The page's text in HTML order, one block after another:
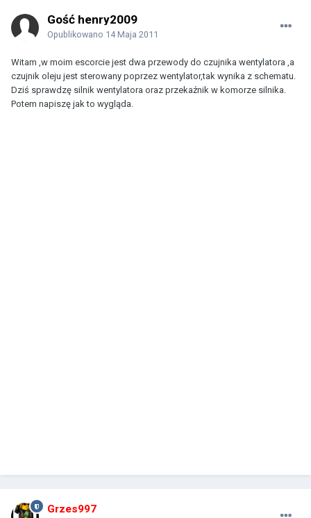
Gość henry2009
Opublikowano 14 Maja 2011
Witam ,w moim escorcie jest dwa przewody do czujnika wentylatora ,a
czujnik oleju jest sterowany poprzez wentylator,tak wynika z schematu.
Dziś sprawdzę silnik wentylatora oraz przekaźnik w komorze silnika.
Potem napiszę jak to wygląda.
Grzes997